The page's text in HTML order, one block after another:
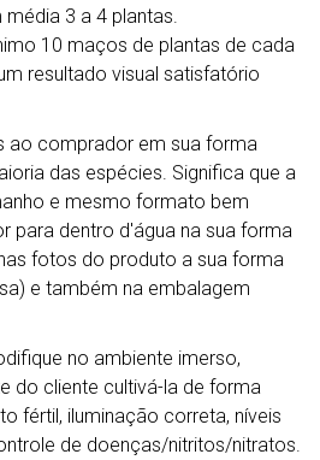
3 a 4 plantas.
10 maços de plantas de cada
resultado visual satisfatório
ao comprador em sua forma
das espécies. Significa que a
e mesmo formato bem
para dentro d'água na sua forma
fotos do produto a sua forma
e também na embalagem
no ambiente imerso,
do cliente cultivá-la de forma
fértil, iluminação correta, níveis
de doenças/nitritos/nitratos.